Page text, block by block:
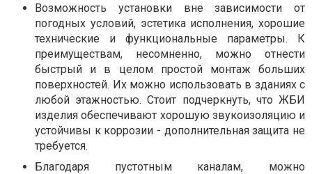
Возможность установки вне зависимости от
погодных условий, эстетика исполнения, хорошие
технические и функциональные параметры. К
преимуществам, несомненно, можно отнести
быстрый и в целом простой монтаж больших
поверхностей. Их можно использовать в зданиях с
любой этажностью. Стоит подчеркнуть, что ЖБИ
изделия обеспечивают хорошую звукоизоляцию и
устойчивы к коррозии - дополнительная защита не
требуется.
Благодаря пустотным каналам, можно